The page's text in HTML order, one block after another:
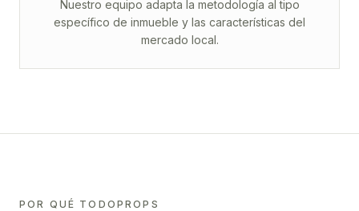
Nuestro equipo adapta la metodología al tipo
específico de inmueble y las características del
mercado local.
POR QUÉ TODOPROPS